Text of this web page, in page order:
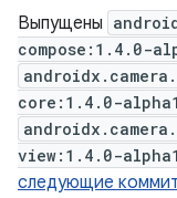
Выпущены
compose:1.4.0-
core:1.4.0-
view:1.4.0-
следующие